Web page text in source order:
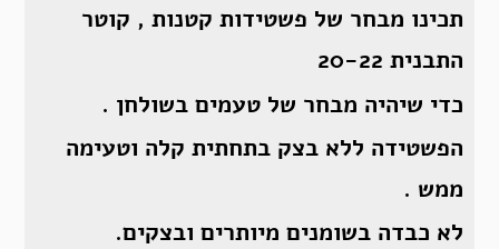
תכינו מבחר של פשטידות קטנות , קוטר
התבנית 20-22
כדי שיהיה מבחר של טעמים בשולחן .
הפשטידה ללא בצק בתחתית קלה וטעימה
ממש .
לא כבדה בשומנים מיותרים ובצקים.